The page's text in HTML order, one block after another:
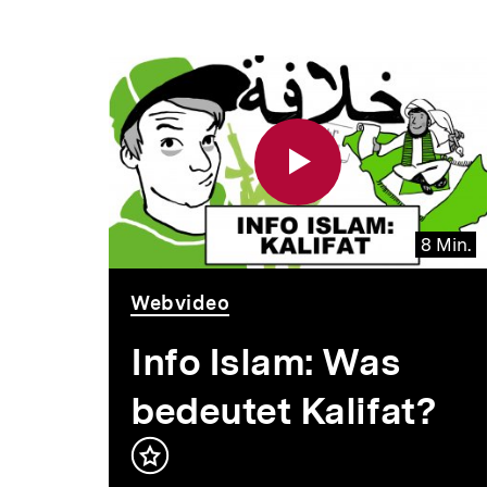
8 Min.
Video
Dauer
8
Min.
Webvideo
Info Islam: Was
bedeutet Kalifat?
Inhalt